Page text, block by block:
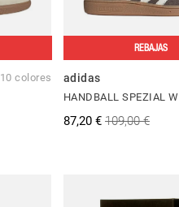
10 colores
REBAJAS
adidas
HANDBALL SPEZIAL W
87,20 € 109,00 €